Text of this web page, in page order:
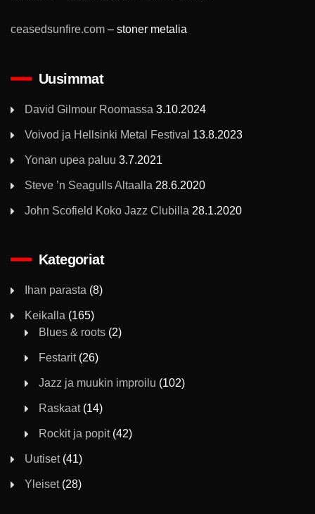
ceasedsunfire.com – stoner metalia
Uusimmat
David Gilmour Roomassa 3.10.2024
Voivod ja Hellsinki Metal Festival 13.8.2023
Yonan upea paluu 3.7.2021
Steve ’n Seagulls Altaalla 28.6.2020
John Scofield Koko Jazz Clubilla 28.1.2020
Kategoriat
Ihan parasta (8)
Keikalla (165)
Blues & roots (2)
Festarit(26)
Jazz ja muukin improilu (102)
Raskaat(14)
Rockit ja popit(42)
Uutiset(41)
Yleiset(28)